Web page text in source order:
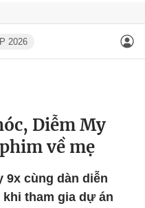
2026
Diễm My
về mẹ
9x cùng dàn diễn
tham gia dự án